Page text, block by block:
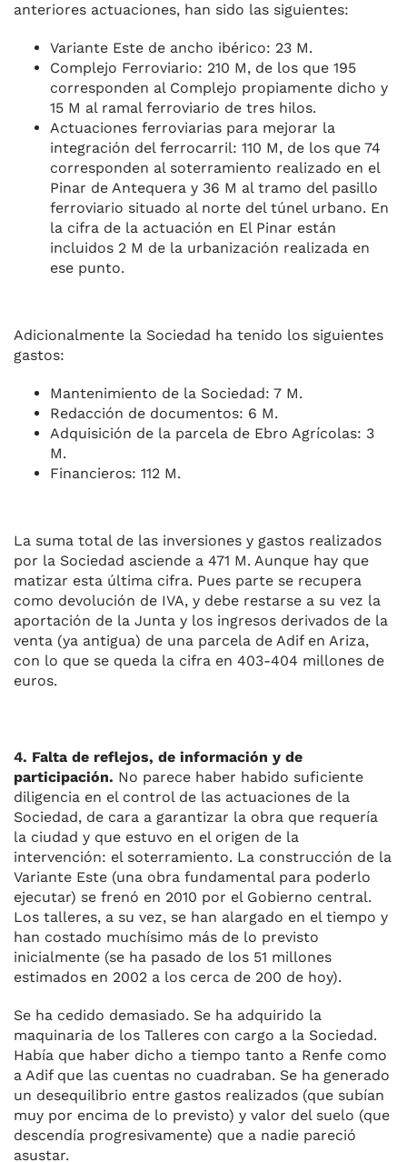
anteriores actuaciones, han sido las siguientes:
Variante Este de ancho ibérico: 23 M.
Complejo Ferroviario: 210 M, de los que 195
corresponden al Complejo propiamente dicho y
15 M al ramal ferroviario de tres hilos.
Actuaciones ferroviarias para mejorar la
integración del ferrocarril: 110 M, de los que 74
corresponden al soterramiento realizado en el
Pinar de Antequera y 36 M al tramo del pasillo
ferroviario situado al norte del túnel urbano. En
la cifra de la actuación en El Pinar están
incluidos 2 M de la urbanización realizada en
ese punto.
Adicionalmente la Sociedad ha tenido los siguientes
gastos:
Mantenimiento de la Sociedad: 7 M.
Redacción de documentos: 6 M.
Adquisición de la parcela de Ebro Agrícolas: 3
M.
Financieros: 112 M.
La suma total de las inversiones y gastos realizados
por la Sociedad asciende a 471 M. Aunque hay que
matizar esta última cifra. Pues parte se recupera
como devolución de IVA, y debe restarse a su vez la
aportación de la Junta y los ingresos derivados de la
venta (ya antigua) de una parcela de Adif en Ariza,
con lo que se queda la cifra en 403-404 millones de
euros.
4. Falta de reflejos, de información y de
participación. No parece haber habido suficiente
diligencia en el control de las actuaciones de la
Sociedad, de cara a garantizar la obra que requería
la ciudad y que estuvo en el origen de la
intervención: el soterramiento. La construcción de la
Variante Este (una obra fundamental para poderlo
ejecutar) se frenó en 2010 por el Gobierno central.
Los talleres, a su vez, se han alargado en el tiempo y
han costado muchísimo más de lo previsto
inicialmente (se ha pasado de los 51 millones
estimados en 2002 a los cerca de 200 de hoy).
Se ha cedido demasiado. Se ha adquirido la
maquinaria de los Talleres con cargo a la Sociedad.
Había que haber dicho a tiempo tanto a Renfe como
a Adif que las cuentas no cuadraban. Se ha generado
un desequilibrio entre gastos realizados (que subían
muy por encima de lo previsto) y valor del suelo (que
descendía progresivamente) que a nadie pareció
asustar.